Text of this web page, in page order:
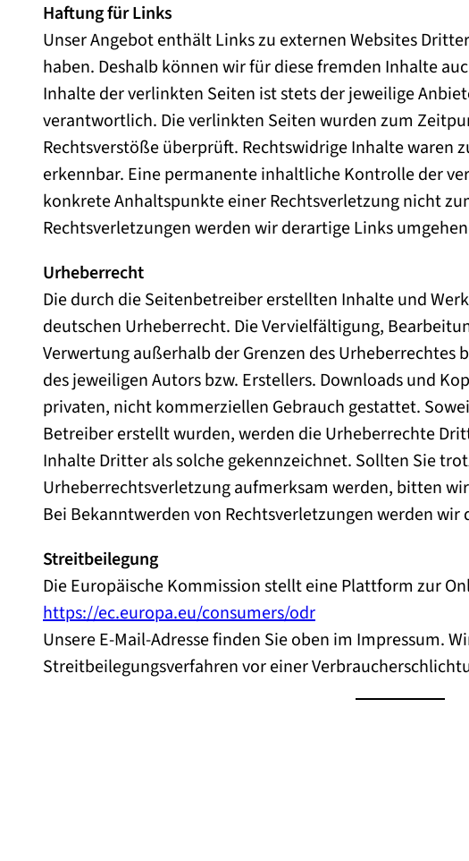
Haftung für Links
Unser Angebot enthält Links zu externen Websites
haben. Deshalb können wir für diese fremden Inhalte
Inhalte der verlinkten Seiten ist stets der jeweilige
verantwortlich. Die verlinkten Seiten wurden zum
Rechtsverstöße überprüft. Rechtswidrige Inhalte waren
erkennbar. Eine permanente inhaltliche Kontrolle der
konkrete Anhaltspunkte einer Rechtsverletzung nicht
Rechtsverletzungen werden wir derartige Links
Urheberrecht
Die durch die Seitenbetreiber erstellten Inhalte und
deutschen Urheberrecht. Die Vervielfältigung,
Verwertung außerhalb der Grenzen des
des jeweiligen Autors bzw. Erstellers. Downloads und
privaten, nicht kommerziellen Gebrauch gestattet.
Betreiber erstellt wurden, werden die Urheberrechte
Inhalte Dritter als solche gekennzeichnet. Sollten Sie
Urheberrechtsverletzung aufmerksam werden, bitten
Bei Bekanntwerden von Rechtsverletzungen werden
Streitbeilegung
Die Europäische Kommission stellt eine Plattform zur
https://ec.europa.eu/consumers/odr
Unsere E-Mail-Adresse finden Sie oben im Impressum.
Streitbeilegungsverfahren vor einer